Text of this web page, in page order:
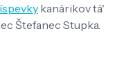
kanárikov tá'
Štefanec Stupka.